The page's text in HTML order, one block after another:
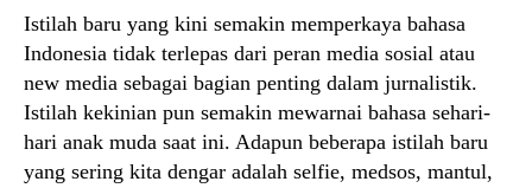
Istilah baru yang kini semakin memperkaya bahasa
Indonesia tidak terlepas dari peran media sosial atau
new media sebagai bagian penting dalam jurnalistik.
Istilah kekinian pun semakin mewarnai bahasa sehari-
hari anak muda saat ini. Adapun beberapa istilah baru
yang sering kita dengar adalah selfie, medsos, mantul,